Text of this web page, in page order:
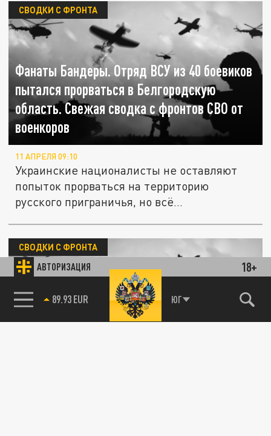
АВТОРИЗАЦИЯ 18+
85.64 BRENT ЮГ
Фанаты Бандеры. Отряд ВСУ из 40 боевиков
пытался прорваться в Белгородскую
область. Свежая сводка с фронтов СВО от
военкоров
СВОДКИ С ФРОНТА
11 АПРЕЛЯ 09:10
Украинские националисты не оставляют
попыток прорваться на территорию
русского приграничья, но всё...
Самонадеянный солдат. ВСУ не удалось
разминировать границу России у
СВОДКИ С ФРОНТА